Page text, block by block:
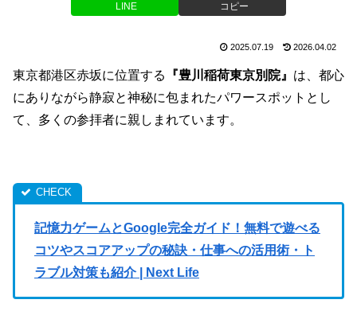
LINE コピー
2025.07.19 2026.04.02
東京都港区赤坂に位置する 『豊川稲荷東京別院』 は、都心
にありながら静寂と神秘に包まれたパワースポットとし
て、多くの参拝者に親しまれています。
記憶力ゲームとGoogle完全ガイド！ 無料で遊べる
コツやスコアアップの秘訣・仕事への活用術・
ト
ラブル対策も紹介 | Next Life